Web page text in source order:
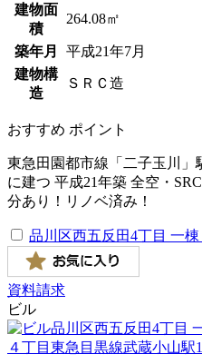
建物面
積
264.08㎡
築年月
平成21年7月
建物構
造
ＳＲＣ造
おすすめ ポイント
東急田園都市線「二子玉川」
に建つ 平成21年築 全空・
分あり！リノベ済み！
品川区西五反田4丁目 一
資料請求
ビル